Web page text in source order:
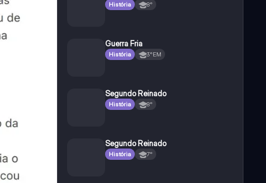
História 8°
Guerra Fria
História 3°EM
Segundo Reinado
História 8°
Segundo Reinado
História 7°